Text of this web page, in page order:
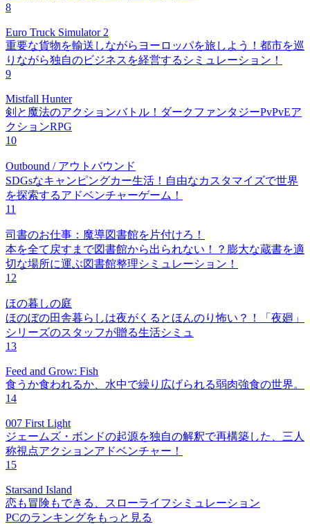
8
Euro Truck Simulator 2
重要な貨物を輸送しながらヨーロッパを旅しよう！都市を巡
りながら独自のビジネスを経営するシミュレーション！
9
Mistfall Hunter
剣と魔法のアクションバトル！ダークファンタジーPvPvEア
クションRPG
10
Outbound / アウトバウンド
SDGsなキャンピングカー生活！自由なカスタマイズで世界
を探索するアドベンチャーゲーム！
11
司書のお仕事：魔導図書館を片付けろ！
本を全て戻すまで図書館から出られない！？膨大な蔵書を適
切な場所に運ぶ図書館整理シミュレーション！
12
ほの暮しの庭
ほのぼの田舎暮らしは夜がくるとほんのり怖い？！「夜廻」
シリーズのスタッフが贈る生活シミュ
13
Feed and Grow: Fish
食うか食われるか、水中で繰り広げられる弱肉強食の世界。
14
007 First Light
ジェームズ・ボンドの起源を独自の解釈で再構築した、三人
称視点アクションアドベンチャー！
15
Starsand Island
恋も冒険もできる、スローライフシミュレーション
PCのランキングをもっと見る